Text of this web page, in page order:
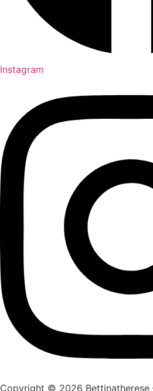
Instagram
Copyright © 2026 Bettinatherese